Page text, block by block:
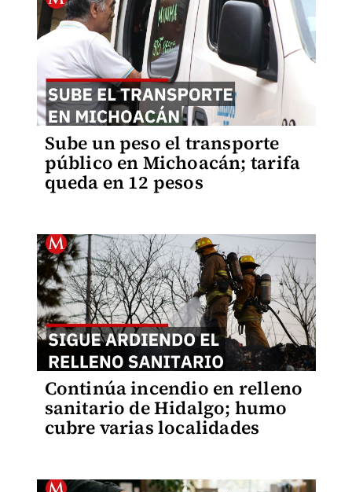
Sube un peso el transporte
público en Michoacán; tarifa
queda en 12 pesos
Continúa incendio en relleno
sanitario de Hidalgo; humo
cubre varias localidades